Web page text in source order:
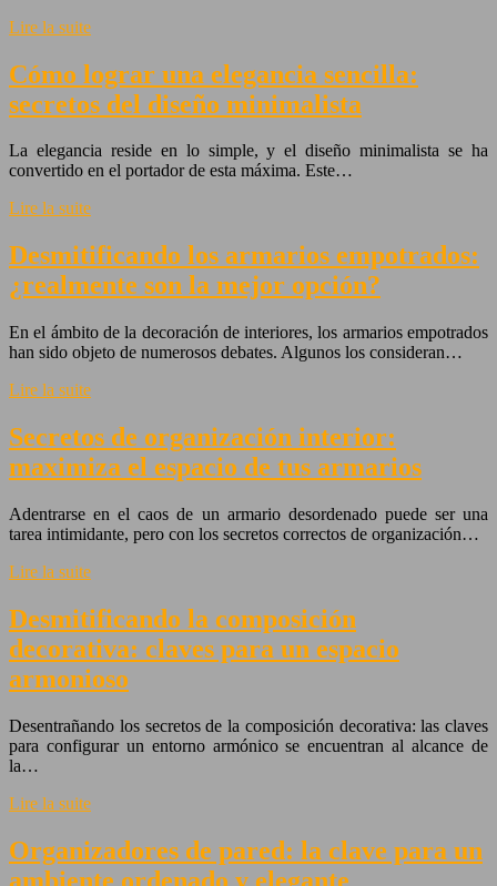
Lire la suite
Cómo lograr una elegancia sencilla:
secretos del diseño minimalista
La elegancia reside en lo simple, y el diseño minimalista se ha
convertido en el portador de esta máxima. Este…
Lire la suite
Desmitificando los armarios empotrados:
¿realmente son la mejor opción?
En el ámbito de la decoración de interiores, los armarios empotrados
han sido objeto de numerosos debates. Algunos los consideran…
Lire la suite
Secretos de organización interior:
maximiza el espacio de tus armarios
Adentrarse en el caos de un armario desordenado puede ser una
tarea intimidante, pero con los secretos correctos de organización…
Lire la suite
Desmitificando la composición
decorativa: claves para un espacio
armonioso
Desentrañando los secretos de la composición decorativa: las claves
para configurar un entorno armónico se encuentran al alcance de
la…
Lire la suite
Organizadores de pared: la clave para un
ambiente ordenado y elegante